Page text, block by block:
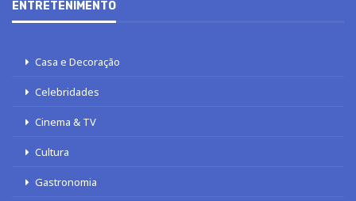
ENTRETENIMENTO
Casa e Decoração
Celebridades
Cinema & TV
Cultura
Gastronomia